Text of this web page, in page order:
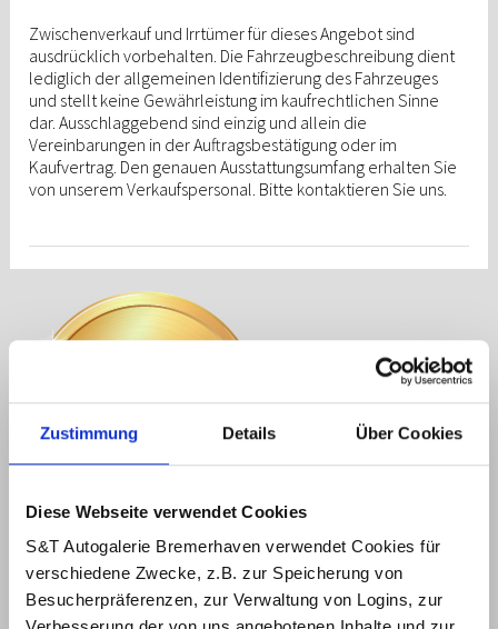
Zustimmung Details Über Cookies
Diese Webseite verwendet Cookies
S&T Autogalerie Bremerhaven verwendet Cookies für
verschiedene Zwecke, z.B. zur Speicherung von
Besucherpräferenzen, zur Verwaltung von Logins, zur
Zwischenverkauf und Irrtümer für dieses Angebot sind
ausdrücklich vorbehalten. Die Fahrzeugbeschreibung dient
lediglich der allgemeinen Identifizierung des Fahrzeuges
und stellt keine Gewährleistung im kaufrechtlichen Sinne
dar. Ausschlaggebend sind einzig und allein die
Vereinbarungen in der Auftragsbestätigung oder im
Kaufvertrag. Den genauen Ausstattungsumfang erhalten Sie
von unserem Verkaufspersonal. Bitte kontaktieren Sie uns.
Auszeichnung im Bereich
Beste Marktbearbeitung
für top Kundenzufriedenheit
und Verkaufszahlen